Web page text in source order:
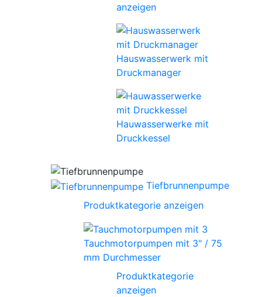
anzeigen
Hauswasserwerk mit
Druckmanager
Hauwasserwerke mit
Druckkessel
Tiefbrunnenpumpe
Produktkategorie anzeigen
Tauchmotorpumpen mit 3" / 75
mm Durchmesser
Produktkategorie
anzeigen